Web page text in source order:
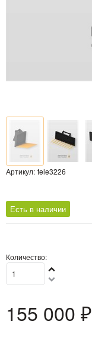
Артикул: tele3226
Есть в наличии
Количество:
155 000 ₽